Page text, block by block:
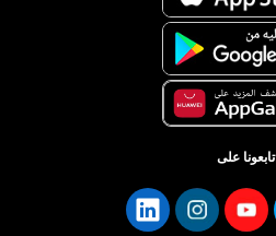
تابعونا على